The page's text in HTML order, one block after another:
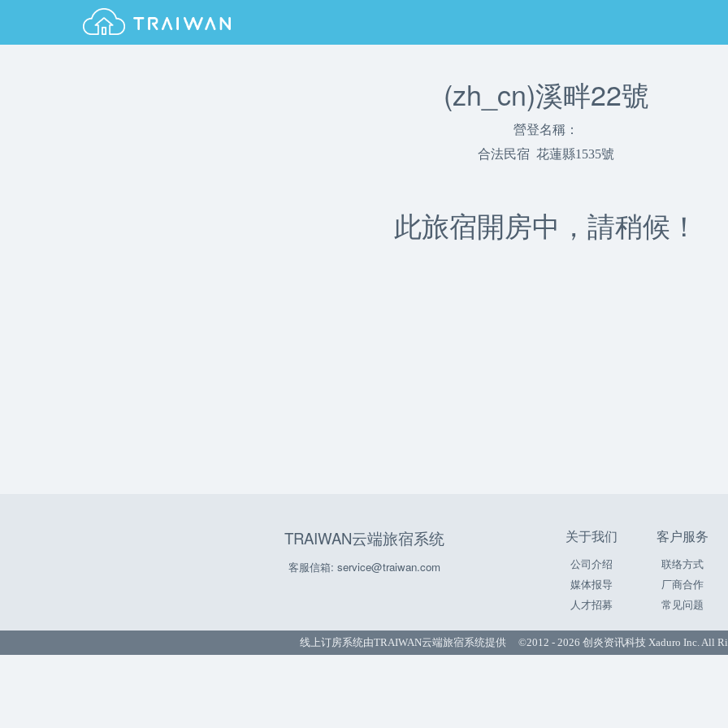
(zh_cn)溪畔22號
營登名稱：
合法民宿 花蓮縣1535號
此旅宿開房中，請稍候！
TRAIWAN云端旅宿系统
客服信箱: service@traiwan.com
关于我们
公司介绍
媒体报导
人才招募
客户服务
联络方式
厂商合作
常见问题
线上订房系统由TRAIWAN云端旅宿系统提供 ©2012 - 2026 创炎资讯科技 Xaduro Inc. All